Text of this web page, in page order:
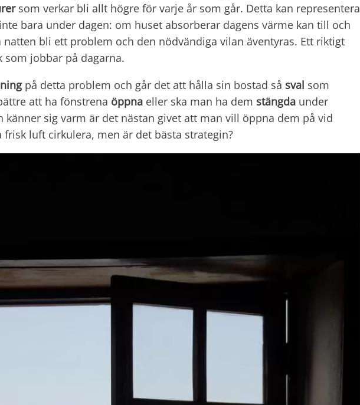
som verkar bli allt högre för varje år som går. Detta kan representera
bara under dagen: om huset absorberar dagens värme kan till och
natten bli ett problem och den nödvändiga vilan äventyras. Ett riktigt
jobbar på dagarna.
på detta problem och går det att hålla sin bostad så sval som
att ha fönstrena öppna eller ska man ha dem stängda under
känner sig varm är det nästan givet att man vill öppna dem på vid
frisk luft cirkulera, men är det bästa strategin?